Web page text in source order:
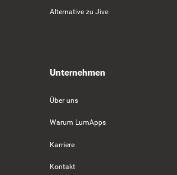
Alternative zu Jive
Unternehmen
Über uns
Warum LumApps
Karriere
Kontakt